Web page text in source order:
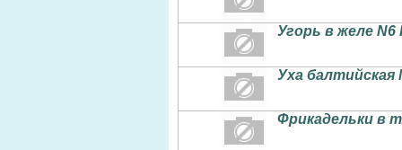
Угорь в желе N6
Уха балтийская
Фрикадельки в